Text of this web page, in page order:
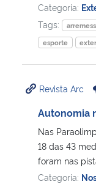
Ministério da Ciência,
Ministério do Meio
Ministério do
Controladoria-Geral da
Ministério da Mulher, da
Categoria:
Tags:
esporte
Revista Arc
Autonomia
Nas
18 das 43
foram nas
Categoria: